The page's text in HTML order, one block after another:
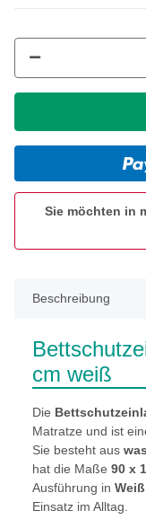
Sie möchten in
Beschreibung
cm weiß
Die
Matratze und ist
Sie besteht aus
hat die Maße 90 x
Ausführung in Weiß
Einsatz im Alltag.